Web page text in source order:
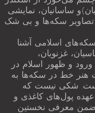
ساسانیان، نمایشی
تصاویر سکه‌ها و بی شک
اسلامی آشنا
غزنویان،
و ظهور اسلام در
هنر خط در سکه‌ها به
شکی نیست که
پول‌های کاغذی و
ضمن معرفی نخستین